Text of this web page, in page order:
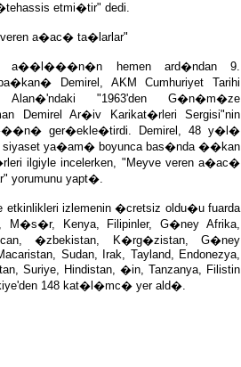
etmi�tir" dedi.
veren a�ac� ta�larlar"
a��l���n�n hemen ard�ndan 9.
Demirel, AKM Cumhuriyet Tarihi
"1963'den G�n�m�ze
Demirel Ar�iv Karikat�rleri Sergisi"nin
ger�ekle�tirdi. Demirel, 48 y�l�
ya�am� boyunca bas�nda ��kan
ilgiyle incelerken, "Meyve veren a�ac�
yorumunu yapt�.
etkinlikleri izlemenin �cretsiz oldu�u fuarda
M�s�r, Kenya, Filipinler, G�ney Afrika,
�zbekistan, K�rg�zistan, G�ney
Sudan, Irak, Tayland, Endonezya,
Suriye, Hindistan, �in, Tanzanya, Filistin
148 kat�l�mc� yer ald�.